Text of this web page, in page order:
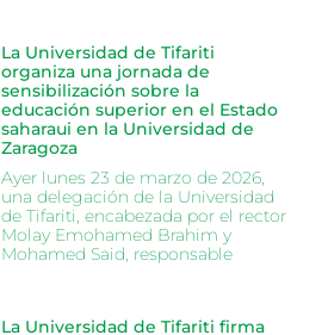
La Universidad de Tifariti
organiza una jornada de
sensibilización sobre la
educación superior en el Estado
saharaui en la Universidad de
Zaragoza
Ayer lunes 23 de marzo de 2026,
una delegación de la Universidad
de Tifariti, encabezada por el rector
Molay Emohamed Brahim y
Mohamed Said, responsable
La Universidad de Tifariti firma